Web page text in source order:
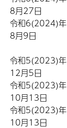
8月27日
令和6(2024)年
8月9日
令和5(2023)年
12月5日
令和5(2023)年
10月13日
令和5(2023)年
10月13日